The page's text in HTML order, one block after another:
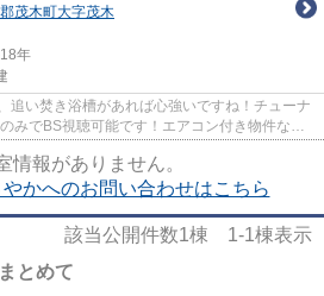
茂木町大字茂木
年
追い焚き浴槽があれば心強いですね！チューナ
みでBS視聴可能です！エアコン付き物件な
情報がありません。
かへのお問い合わせはこちら
該当公開件数1棟 1-1棟表示
とめて